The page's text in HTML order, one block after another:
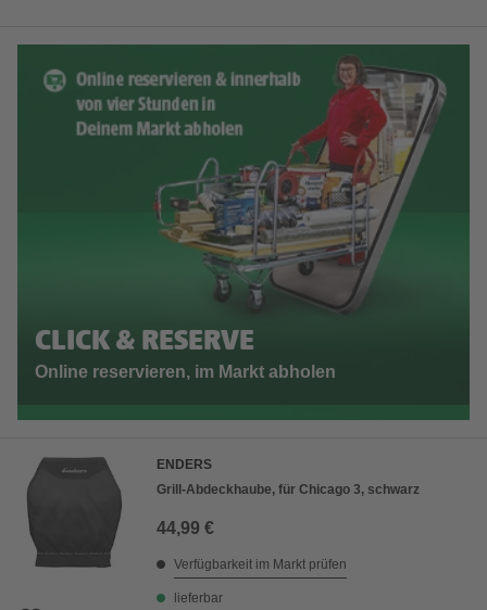
CLICK & RESERVE
Online reservieren, im Markt abholen
ENDERS
Grill-Abdeckhaube, für Chicago 3, schwarz
44,99 €
Verfügbarkeit im Markt prüfen
lieferbar